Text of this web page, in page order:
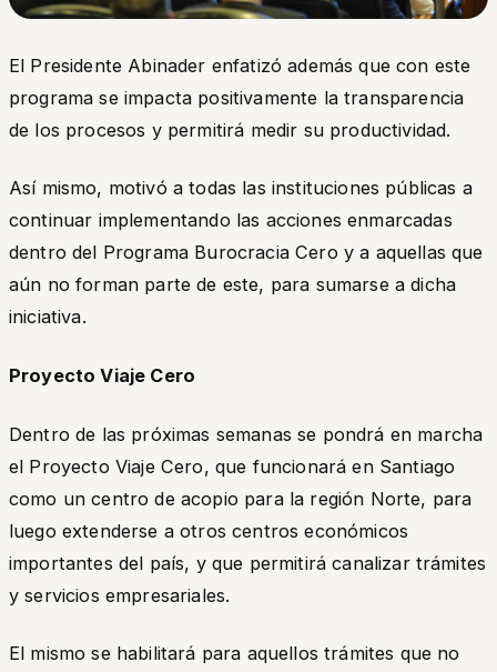
El Presidente Abinader enfatizó además que con este
programa se impacta positivamente la transparencia
de los procesos y permitirá medir su productividad.
Así mismo, motivó a todas las instituciones públicas a
continuar implementando las acciones enmarcadas
dentro del Programa Burocracia Cero y a aquellas que
aún no forman parte de este, para sumarse a dicha
iniciativa.
Proyecto Viaje Cero
Dentro de las próximas semanas se pondrá en marcha
el Proyecto Viaje Cero, que funcionará en Santiago
como un centro de acopio para la región Norte, para
luego extenderse a otros centros económicos
importantes del país, y que permitirá canalizar trámites
y servicios empresariales.
El mismo se habilitará para aquellos trámites que no